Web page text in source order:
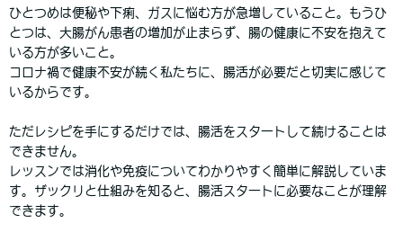
ひとつめは便秘や下痢、ガスに悩む方が急増していること。もうひ
とつは、大腸がん患者の増加が止まらず、腸の健康に不安を抱えて
いる方が多いこと。
コロナ禍で健康不安が続く私たちに、腸活が必要だと切実に感じて
いるからです。
ただレシピを手にするだけでは、腸活をスタートして続けることは
できません。
レッスンでは消化や免疫についてわかりやすく簡単に解説していま
す。ザックリと仕組みを知ると、腸活スタートに必要なことが理解
できます。